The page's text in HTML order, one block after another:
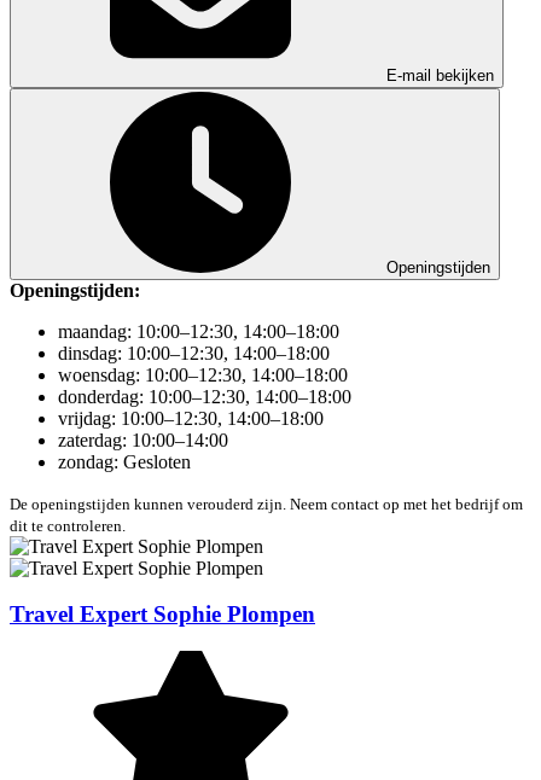
E-mail bekijken
Openingstijden
Openingstijden:
maandag: 10:00–12:30, 14:00–18:00
dinsdag: 10:00–12:30, 14:00–18:00
woensdag: 10:00–12:30, 14:00–18:00
donderdag: 10:00–12:30, 14:00–18:00
vrijdag: 10:00–12:30, 14:00–18:00
zaterdag: 10:00–14:00
zondag: Gesloten
De openingstijden kunnen verouderd zijn. Neem contact op met het bedrijf om
dit te controleren.
Travel Expert Sophie Plompen